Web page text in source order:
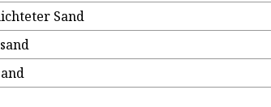
Sand